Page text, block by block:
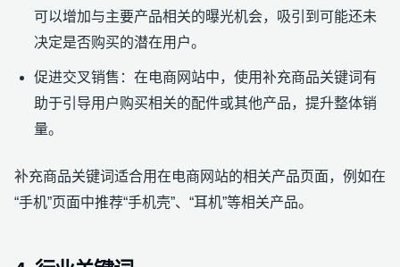
可以增加与主要产品相关的曝光机会，吸引到可能还未
决定是否购买的潜在用户。
促进交叉销售：在电商网站中，使用补充商品关键词有
助于引导用户购买相关的配件或其他产品，提升整体销
量。
补充商品关键词适合用在电商网站的相关产品页面，例如在
“手机”页面中推荐“手机壳”、“耳机”等相关产品。